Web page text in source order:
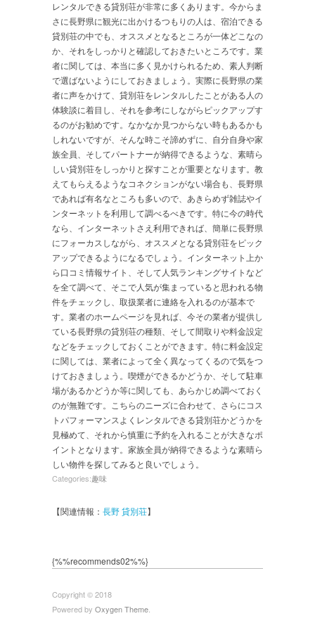
レンタルできる貸別荘が非常に多くあります。今からま
さに長野県に観光に出かけるつもりの人は、宿泊できる
貸別荘の中でも、オススメとなるところが一体どこなの
か、それをしっかりと確認しておきたいところです。業
者に関しては、本当に多く見かけられるため、素人判断
で選ばないようにしておきましょう。実際に長野県の業
者に声をかけて、貸別荘をレンタルしたことがある人の
体験談に着目し、それを参考にしながらピックアップす
るのがお勧めです。なかなか見つからない時もあるかも
しれないですが、そんな時こそ諦めずに、自分自身や家
族全員、そしてパートナーが納得できるような、素晴ら
しい貸別荘をしっかりと探すことが重要となります。教
えてもらえるようなコネクションがない場合も、長野県
であれば有名なところも多いので、あきらめず雑誌やイ
ンターネットを利用して調べるべきです。特に今の時代
なら、インターネットさえ利用できれば、簡単に長野県
にフォーカスしながら、オススメとなる貸別荘をピック
アップできるようになるでしょう。インターネット上か
ら口コミ情報サイト、そして人気ランキングサイトなど
を全て調べて、そこで人気が集まっていると思われる物
件をチェックし、取扱業者に連絡を入れるのが基本で
す。業者のホームページを見れば、今その業者が提供し
ている長野県の貸別荘の種類、そして間取りや料金設定
などをチェックしておくことができます。特に料金設定
に関しては、業者によって全く異なってくるので気をつ
けておきましょう。喫煙ができるかどうか、そして駐車
場があるかどうか等に関しても、あらかじめ調べておく
のが無難です。こちらのニーズに合わせて、さらにコス
トパフォーマンスよくレンタルできる貸別荘かどうかを
見極めて、それから慎重に予約を入れることが大きなポ
イントとなります。家族全員が納得できるような素晴ら
しい物件を探してみると良いでしょう。
Categories:趣味
【関連情報： 長野 貸別荘】
{%%recommends02%%}
Copyright © 2018
Powered by Oxygen Theme